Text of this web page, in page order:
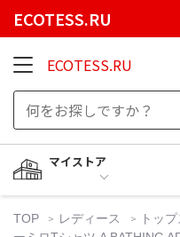
ECOTESS.RU
ECOTESS.RU
マイストア
TOP レディース トップ